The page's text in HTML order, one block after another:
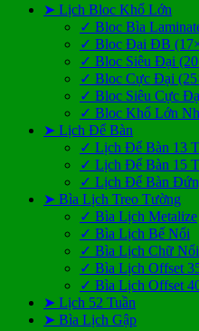
➤ Lịch Bloc Khổ Lớn
✓ Bloc Bìa
✓ Bloc Đại ĐB
✓ Bloc Siêu Đại
✓ Bloc Cực Đại
✓ Bloc Siêu Cực
✓ Bloc Khổ Lớn
➤ Lịch Để Bàn
✓ Lịch Để Bàn 13
✓ Lịch Để Bàn 15
✓ Lịch Để Bàn
➤ Bìa Lịch Treo Tường
✓ Bìa Lịch Metalize
✓ Bìa Lịch Bế Nổi
✓ Bìa Lịch Chữ Nổi
✓ Bìa Lịch Offset
✓ Bìa Lịch Offset
➤ Lịch 52 Tuần
➤ Bìa Lịch Gập